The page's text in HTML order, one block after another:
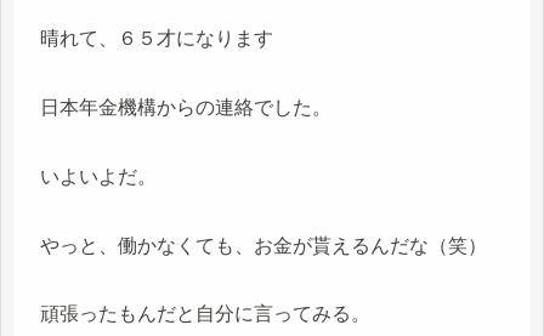
晴れて、６５才になります
日本年金機構からの連絡でした。
いよいよだ。
やっと、働かなくても、お金が貰えるんだな（笑）
頑張ったもんだと自分に言ってみる。